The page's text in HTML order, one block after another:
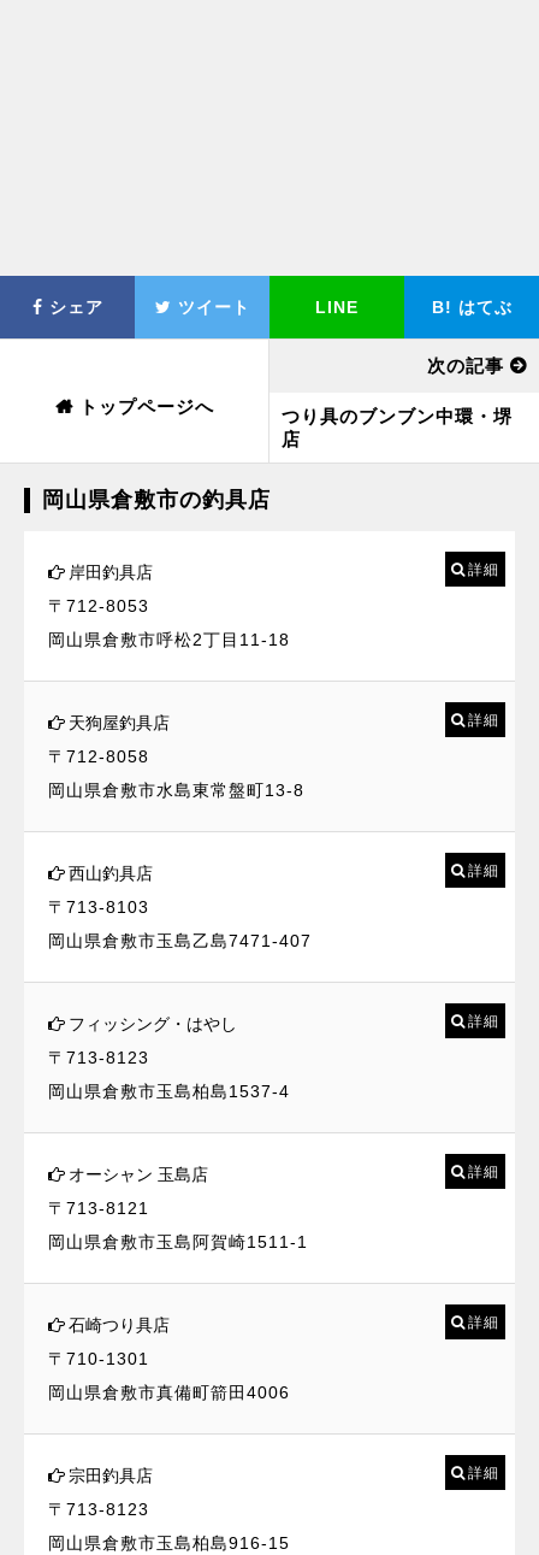
シェア ツイート LINE B! はてぶ
トップページへ
次の記事
つり具のブンブン中環・堺
店
岡山県倉敷市の釣具店
岸田釣具店
〒712-8053
岡山県倉敷市呼松2丁目11-18
詳細
天狗屋釣具店
〒712-8058
岡山県倉敷市水島東常盤町13-8
詳細
西山釣具店
〒713-8103
岡山県倉敷市玉島乙島7471-407
詳細
フィッシング・はやし
〒713-8123
岡山県倉敷市玉島柏島1537-4
詳細
オーシャン 玉島店
〒713-8121
岡山県倉敷市玉島阿賀崎1511-1
詳細
石崎つり具店
〒710-1301
岡山県倉敷市真備町箭田4006
詳細
宗田釣具店
〒713-8123
岡山県倉敷市玉島柏島916-15
詳細